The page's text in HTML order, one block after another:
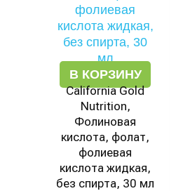
В КОРЗИНУ
California Gold
Nutrition,
Фолиновая
кислота, фолат,
фолиевая
кислота жидкая,
без спирта, 30 мл